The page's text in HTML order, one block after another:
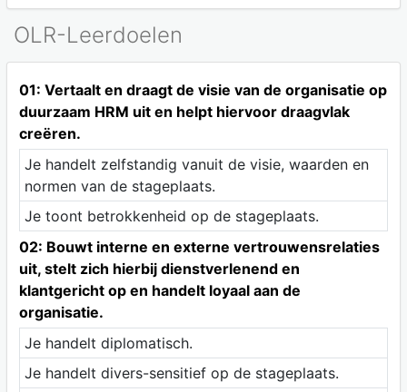
OLR-Leerdoelen
01: Vertaalt en draagt de visie van de organisatie op
duurzaam HRM uit en helpt hiervoor draagvlak
creëren.
Je handelt zelfstandig vanuit de visie, waarden en
normen van de stageplaats.
Je toont betrokkenheid op de stageplaats.
02: Bouwt interne en externe vertrouwensrelaties
uit, stelt zich hierbij dienstverlenend en
klantgericht op en handelt loyaal aan de
organisatie.
Je handelt diplomatisch.
Je handelt divers-sensitief op de stageplaats.